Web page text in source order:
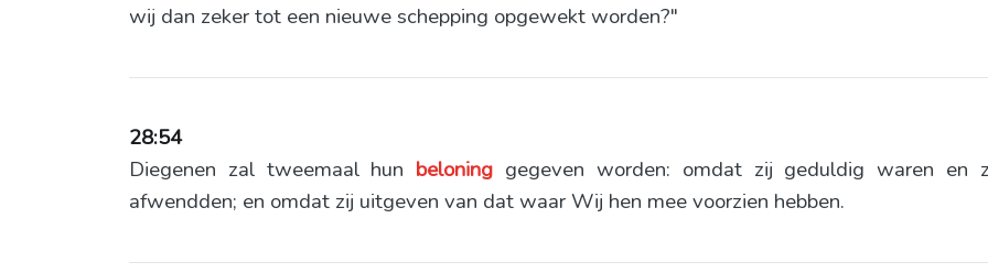
wij dan zeker tot een nieuwe schepping opgewekt worden?"
28:54
Diegenen zal tweemaal hun beloning gegeven worden: omdat zij geduldig waren
afwendden; en omdat zij uitgeven van dat waar Wij hen mee voorzien hebben.